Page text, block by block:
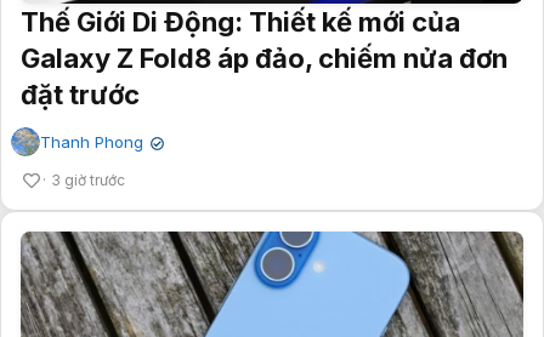
Thế Giới Di Động: Thiết kế mới của
Galaxy Z Fold8 áp đảo, chiếm nửa đơn
đặt trước
Thanh Phong ✔
3 giờ trước